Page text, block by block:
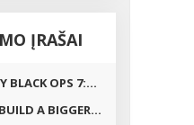
ĮRAŠAI
BLACK OPS 7:...
A BIGGER...